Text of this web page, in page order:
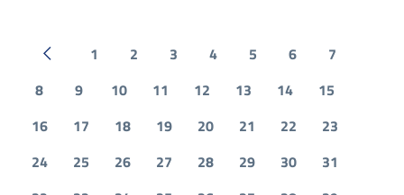
Pagina precedente
1 2 3 4 5 6
7
8
9 10 11 12 13 14
15
16
17 18 19 20 21 22
23
24
25 26 27 28 29 30
31